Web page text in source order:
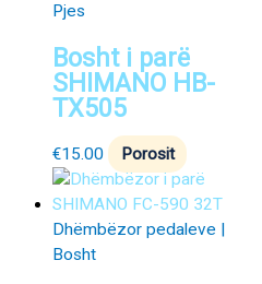
Pjes
Bosht i parë
SHIMANO HB-
TX505
€15.00 Porosit
Dhëmbëzor pedaleve |
Bosht